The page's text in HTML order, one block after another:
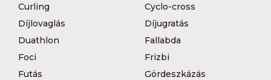
Curling
Cyclo-cross
Díjlovaglás
Díjugratás
Duathlon
Fallabda
Foci
Frizbi
Futás
Gördeszkázás